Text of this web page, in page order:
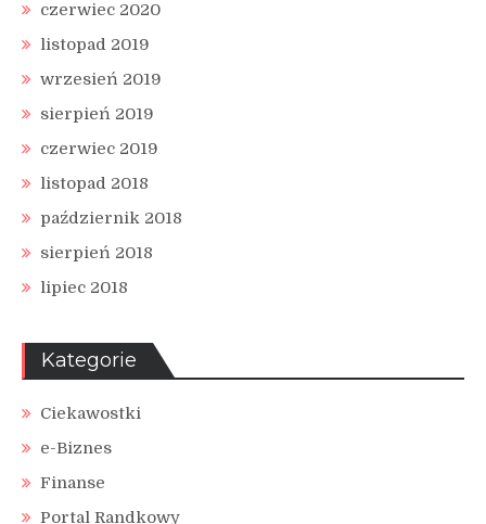
czerwiec 2020
listopad 2019
wrzesień 2019
sierpień 2019
czerwiec 2019
listopad 2018
październik 2018
sierpień 2018
lipiec 2018
Kategorie
Ciekawostki
e-Biznes
Finanse
Portal Randkowy